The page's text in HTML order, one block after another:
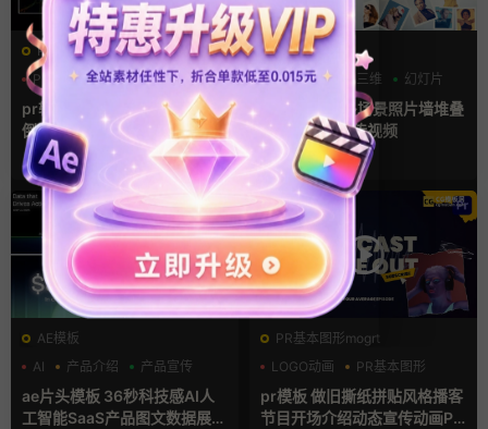
PR基本图形mogrt
PR基本图形
三维 倒计时
pr轮播模板 方屏竖屏4K展示
倒计时轮播图PR模版
1天前
AE模板
LOGO动画
三维 幻灯片
ae相册模板 多场景照片墙堆叠
画廊幻灯片宣传视频
2天前
AE模板
AI
产品介绍 产品宣传
ae片头模板 36秒科技感AI人
工智能SaaS产品图文数据展示
PR基本图形mogrt
LOGO动画
PR基本图形
复古风
pr模板 做旧撕纸拼贴风格播客
节目开场介绍动态宣传动画PR